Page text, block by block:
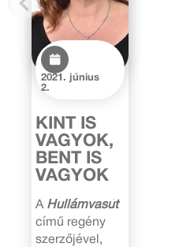
2021. június
2.
KINT IS
VAGYOK,
BENT IS
VAGYOK
A Hullámvasút
című regény
szerzőjével,